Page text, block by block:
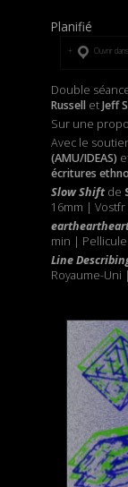
Planifié
Ouvrir dans
Double
RusselletJeff
Sur une
Avec le
(AMU/IDEAS)
écritures
Slow Shiftde
16mm | Vostfr
min |
Line
Royaume-Uni